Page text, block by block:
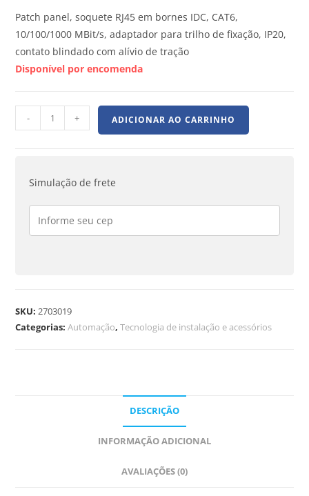
Patch panel, soquete RJ45 em bornes IDC, CAT6,
10/100/1000 MBit/s, adaptador para trilho de fixação, IP20,
contato blindado com alívio de tração
Disponível por encomenda
- + ADICIONAR AO CARRINHO
Simulação de frete
SKU:2703019
Categorias:Automação,Tecnologia de instalação e acessórios
DESCRIÇÃO
INFORMAÇÃO ADICIONAL
AVALIAÇÕES (0)